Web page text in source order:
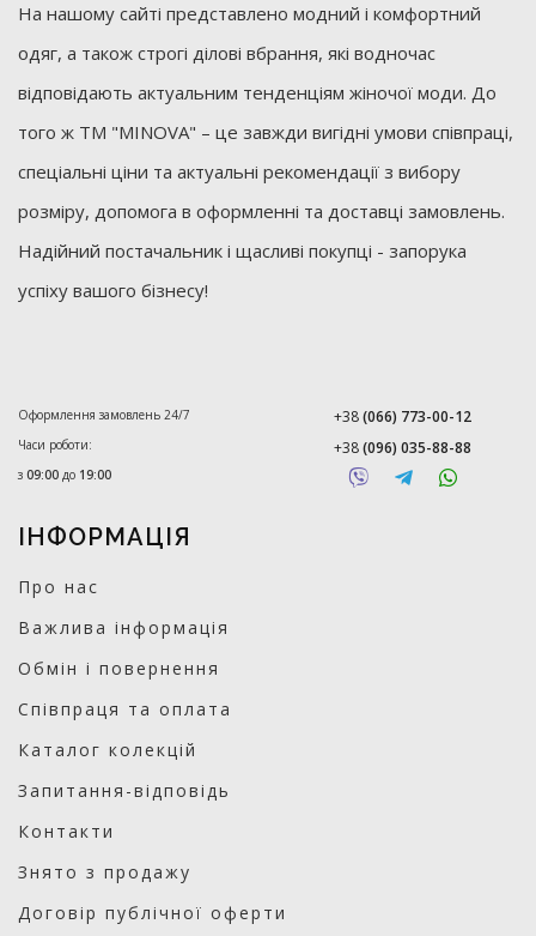
На нашому сайті представлено модний і комфортний
одяг, а також строгі ділові вбрання, які водночас
відповідають актуальним тенденціям жіночої моди. До
того ж ТМ "MINOVA" – це завжди вигідні умови співпраці,
спеціальні ціни та актуальні рекомендації з вибору
розміру, допомога в оформленні та доставці замовлень.
Надійний постачальник і щасливі покупці - запорука
успіху вашого бізнесу!
Оформлення замовлень 24/7
Часи роботи:
з 09:00 до 19:00
+38(066) 773-00-12
+38(096) 035-88-88
ІНФОРМАЦІЯ
Про нас
Важлива інформація
Обмін і повернення
Співпраця та оплата
Каталог колекцій
Запитання-відповідь
Контакти
Знято з продажу
Договір публічної оферти